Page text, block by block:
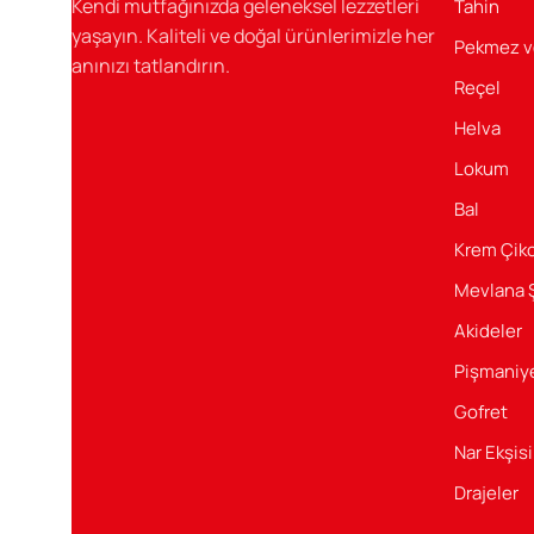
Sağlıklı Ve Lezzetli
Şener Gıda’nın sağlıklı ve lezzetli ürünleri ile her
Kendi mutfağınızda geleneksel lezzetleri
yaşayın. Kaliteli ve doğal ürünlerimizle her
anınızı tatlandırın.
Tahin
Pekmez
Reçel
Helva
Lokum
Bal
Krem
Mevlana
Akideler
Gofret
Nar Ekşisi
Drajeler